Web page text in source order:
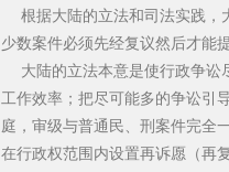
根据大陆的立法和司法实践，
少数案件必须先经复议然后才能
大陆的立法本意是使行政争讼
工作效率；把尽可能多的争讼引
庭，审级与普通民、刑案件完全
在行政权范围内设置再诉愿（再